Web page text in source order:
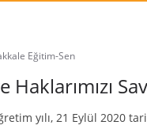
Eğitim-Sen
Haklarımızı
yılı, 21 Eylül 2020